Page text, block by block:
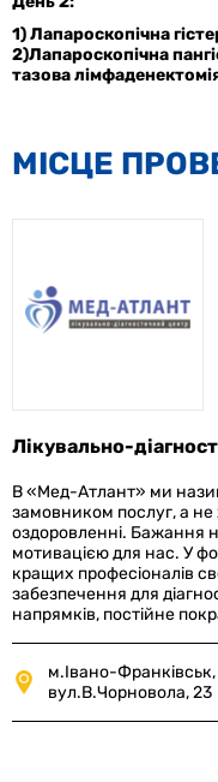
1) Лапароскопічна
2)Лапароскопічна
тазова
МIСЦЕ
Лікувально-
В «Мед-Атлант» ми
замовником послуг, а
оздоровленні. Бажання
мотивацією для нас. У
кращих професіоналів
забезпечення для
напрямків, постійне
м.Івано-Франківськ,
вул.В.Чорновола, 23